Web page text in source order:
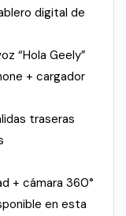
digital de
“Hola Geely”
+ cargador
traseras
+ cámara 360°
en esta